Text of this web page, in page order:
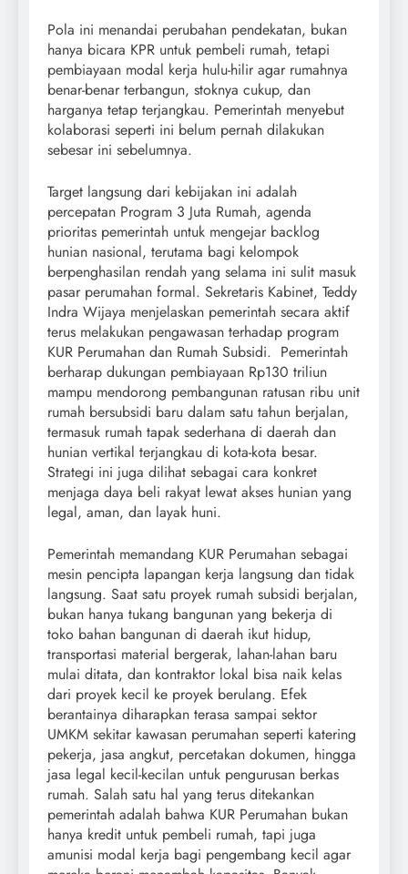
Pola ini menandai perubahan pendekatan, bukan
hanya bicara KPR untuk pembeli rumah, tetapi
pembiayaan modal kerja hulu-hilir agar rumahnya
benar-benar terbangun, stoknya cukup, dan
harganya tetap terjangkau. Pemerintah menyebut
kolaborasi seperti ini belum pernah dilakukan
sebesar ini sebelumnya.
Target langsung dari kebijakan ini adalah
percepatan Program 3 Juta Rumah, agenda
prioritas pemerintah untuk mengejar backlog
hunian nasional, terutama bagi kelompok
berpenghasilan rendah yang selama ini sulit masuk
pasar perumahan formal. Sekretaris Kabinet, Teddy
Indra Wijaya menjelaskan pemerintah secara aktif
terus melakukan pengawasan terhadap program
KUR Perumahan dan Rumah Subsidi. Pemerintah
berharap dukungan pembiayaan Rp130 triliun
mampu mendorong pembangunan ratusan ribu unit
rumah bersubsidi baru dalam satu tahun berjalan,
termasuk rumah tapak sederhana di daerah dan
hunian vertikal terjangkau di kota-kota besar.
Strategi ini juga dilihat sebagai cara konkret
menjaga daya beli rakyat lewat akses hunian yang
legal, aman, dan layak huni.
Pemerintah memandang KUR Perumahan sebagai
mesin pencipta lapangan kerja langsung dan tidak
langsung. Saat satu proyek rumah subsidi berjalan,
bukan hanya tukang bangunan yang bekerja di
toko bahan bangunan di daerah ikut hidup,
transportasi material bergerak, lahan-lahan baru
mulai ditata, dan kontraktor lokal bisa naik kelas
dari proyek kecil ke proyek berulang. Efek
berantainya diharapkan terasa sampai sektor
UMKM sekitar kawasan perumahan seperti katering
pekerja, jasa angkut, percetakan dokumen, hingga
jasa legal kecil-kecilan untuk pengurusan berkas
rumah. Salah satu hal yang terus ditekankan
pemerintah adalah bahwa KUR Perumahan bukan
hanya kredit untuk pembeli rumah, tapi juga
amunisi modal kerja bagi pengembang kecil agar